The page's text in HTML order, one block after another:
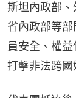
斯坦內政部
省內政部等
員安全、權
打擊非法跨國